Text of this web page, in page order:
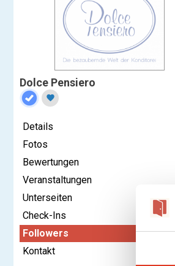
Dolce Pensiero
favorite
Details
Fotos
Bewertungen
Veranstaltungen
Unterseiten
Check-Ins
Followers
Kontakt